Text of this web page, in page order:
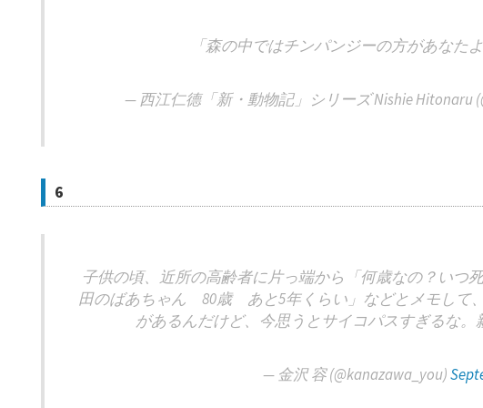
「森の中ではチンパンジーの方があなた
— 西江仁德「新・動物記」シリーズ Nishie Hitonaru
6
子供の頃、近所の高齢者に片っ端から「何歳なの？いつ
田のばあちゃん 80歳 あと5年くらい」などとメモして
があるんだけど、今思うとサイコパスすぎるな。
— 金沢 容 (@kanazawa_you)